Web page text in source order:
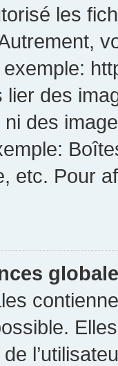
les
des
des
etc. Pour